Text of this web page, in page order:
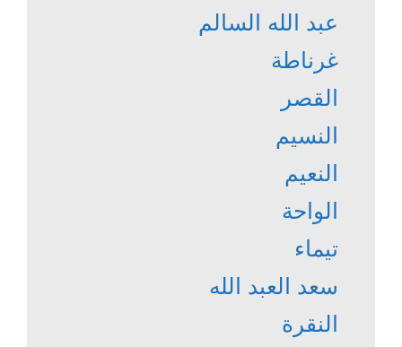
عبد الله السالم
غرناطة
القصر
النسيم
النعيم
الواحة
تيماء
سعد العبد الله
النقرة